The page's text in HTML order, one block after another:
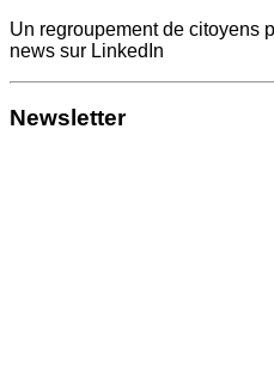
Un regroupement de citoyens
news sur LinkedIn
Newsletter